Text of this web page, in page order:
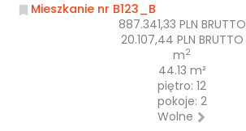
Mieszkanie nr B123_B
887.341,33 PLN BRUTTO
20.107,44 PLN BRUTTO
m2
44.13 m²
piętro: 12
pokoje: 2
Wolne